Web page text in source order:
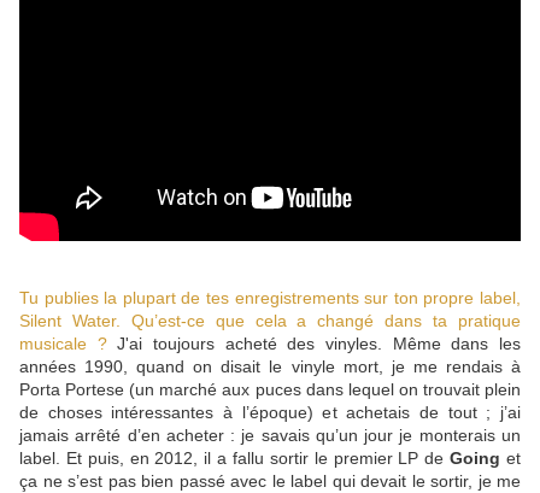
Tu publies la plupart de tes enregistrements sur ton propre label,
Silent Water. Qu’est-ce que cela a changé dans ta pratique
musicale ?J'ai toujours acheté des vinyles. Même dans les
années 1990, quand on disait le vinyle mort, je me rendais à
Porta Portese (un marché aux puces dans lequel on trouvait plein
de choses intéressantes à l’époque) et achetais de tout ; j’ai
jamais arrêté d’en acheter : je savais qu’un jour je monterais un
label. Et puis, en 2012, il a fallu sortir le premier LP deGoing et
ça ne s’est pas bien passé avec le label qui devait le sortir, je me